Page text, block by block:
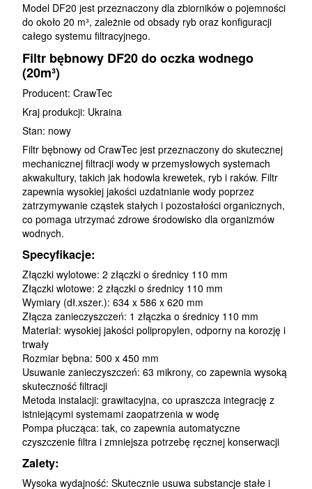
Model DF20 jest przeznaczony dla zbiorników o pojemności
do około 20 m³, zależnie od obsady ryb oraz konfiguracji
całego systemu filtracyjnego.
Filtr bębnowy DF20 do oczka wodnego
(20m³)
Producent: CrawTec
Kraj produkcji: Ukraina
Stan: nowy
Filtr bębnowy od CrawTec jest przeznaczony do skutecznej
mechanicznej filtracji wody w przemysłowych systemach
akwakultury, takich jak hodowla krewetek, ryb i raków. Filtr
zapewnia wysokiej jakości uzdatnianie wody poprzez
zatrzymywanie cząstek stałych i pozostałości organicznych,
co pomaga utrzymać zdrowe środowisko dla organizmów
wodnych.
Specyfikacje:
Złączki wylotowe: 2 złączki o średnicy 110 mm
Złączki wlotowe: 2 złączki o średnicy 110 mm
Wymiary (dł.xszer.): 634 x 586 x 620 mm
Złącza zanieczyszczeń: 1 złączka o średnicy 110 mm
Materiał: wysokiej jakości polipropylen, odporny na korozję i
trwały
Rozmiar bębna: 500 x 450 mm
Usuwanie zanieczyszczeń: 63 mikrony, co zapewnia wysoką
skuteczność filtracji
Metoda instalacji: grawitacyjna, co upraszcza integrację z
istniejącymi systemami zaopatrzenia w wodę
Pompa płucząca: tak, co zapewnia automatyczne
czyszczenie filtra i zmniejsza potrzebę ręcznej konserwacji
Zalety:
Wysoka wydajność: Skutecznie usuwa substancje stałe i